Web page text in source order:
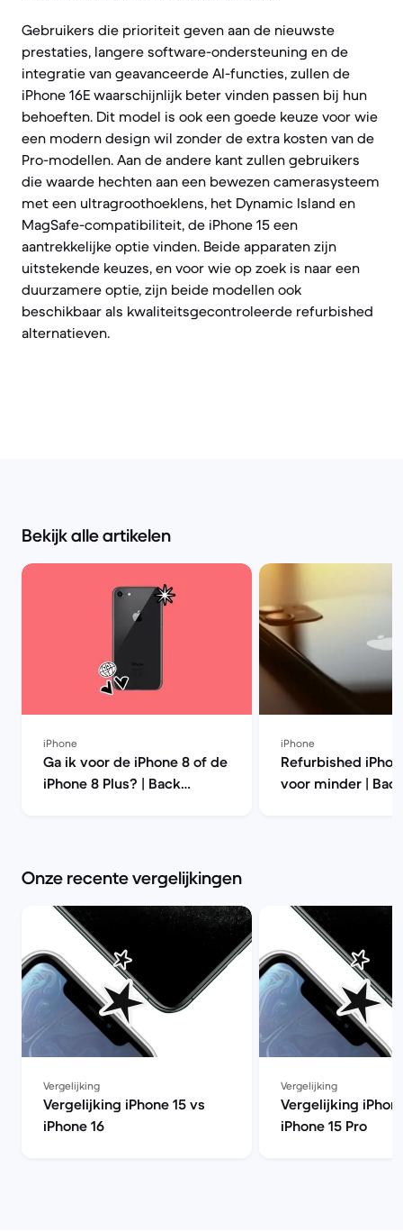
Gebruikers die prioriteit geven aan de nieuwste
prestaties, langere software-ondersteuning en de
integratie van geavanceerde AI-functies, zullen de
iPhone 16E waarschijnlijk beter vinden passen bij hun
behoeften. Dit model is ook een goede keuze voor wie
een modern design wil zonder de extra kosten van de
Pro-modellen. Aan de andere kant zullen gebruikers
die waarde hechten aan een bewezen camerasysteem
met een ultragroothoeklens, het Dynamic Island en
MagSafe-compatibiliteit, de iPhone 15 een
aantrekkelijke optie vinden. Beide apparaten zijn
uitstekende keuzes, en voor wie op zoek is naar een
duurzamere optie, zijn beide modellen ook
beschikbaar als kwaliteitsgecontroleerde refurbished
alternatieven.
Bekijk alle artikelen
iPhone
Ga ik voor de iPhone 8 of de
iPhone 8 Plus? | Back
iPhone
Refurbished
voor minder |
Onze recente vergelijkingen
Vergelijking
Vergelijking iPhone 15 vs
iPhone 16
Vergelijking
Vergelijking
iPhone 15 Pro